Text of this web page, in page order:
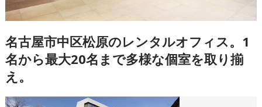
名古屋市中区松原のレンタルオフィス。1
名から最大20名まで多様な個室を取り揃
え。